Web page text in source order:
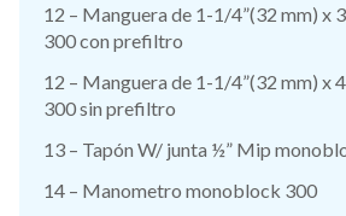
12 – Manguera de 1-1/4”(32 mm) x
300 con prefiltro
12 – Manguera de 1-1/4”(32 mm) x
300 sin prefiltro
13 – Tapón W/ junta ½” Mip
14 – Manometro monoblock 300